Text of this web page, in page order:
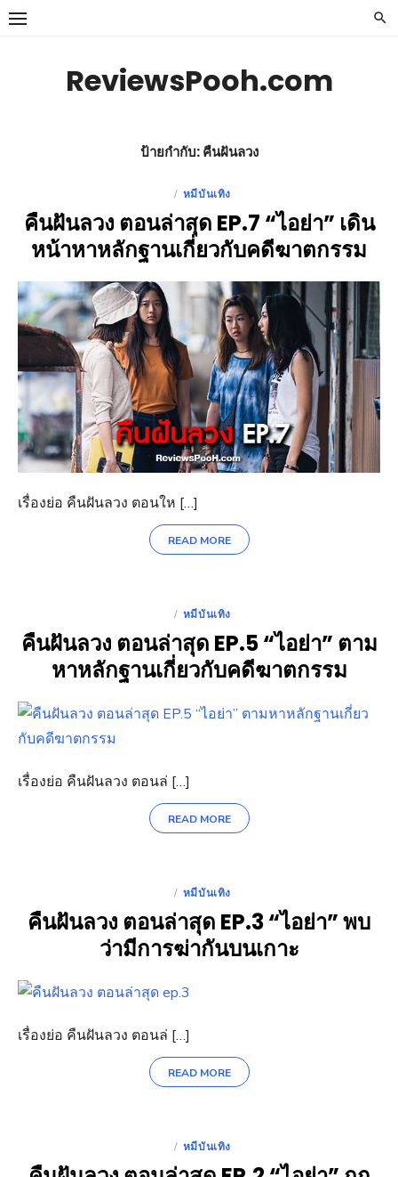
Skip
ReviewsPooh.com
ป้ายกำกับ:คืนฝันลวง
POSTED
ON
หมีบันเทิง
คืนฝันลวง ตอนล่าสุด EP.7 “ไอย่า” เดิน
หน้าหาหลักฐานเกี่ยวกับคดีฆาตกรรม
เรื่องย่อ คืนฝันลวง ตอนให […]
READ MORE
POSTED
ON
หมีบันเทิง
คืนฝันลวง ตอนล่าสุด EP.5 “ไอย่า” ตาม
หาหลักฐานเกี่ยวกับคดีฆาตกรรม
เรื่องย่อ คืนฝันลวง ตอนล่ […]
READ MORE
POSTED
ON
หมีบันเทิง
คืนฝันลวง ตอนล่าสุด EP.3 “ไอย่า” พบ
ว่ามีการฆ่ากันบนเกาะ
เรื่องย่อ คืนฝันลวง ตอนล่ […]
READ MORE
POSTED
ON
หมีบันเทิง